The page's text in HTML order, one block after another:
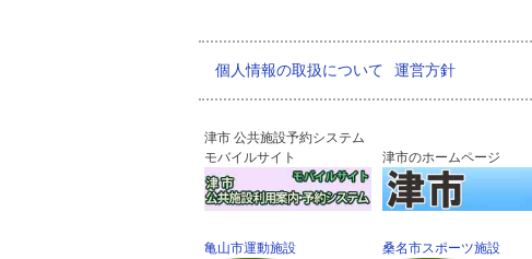
個人情報の取扱について 運営方針
津市 公共施設予約システム
モバイルサイト
津市のホームページ